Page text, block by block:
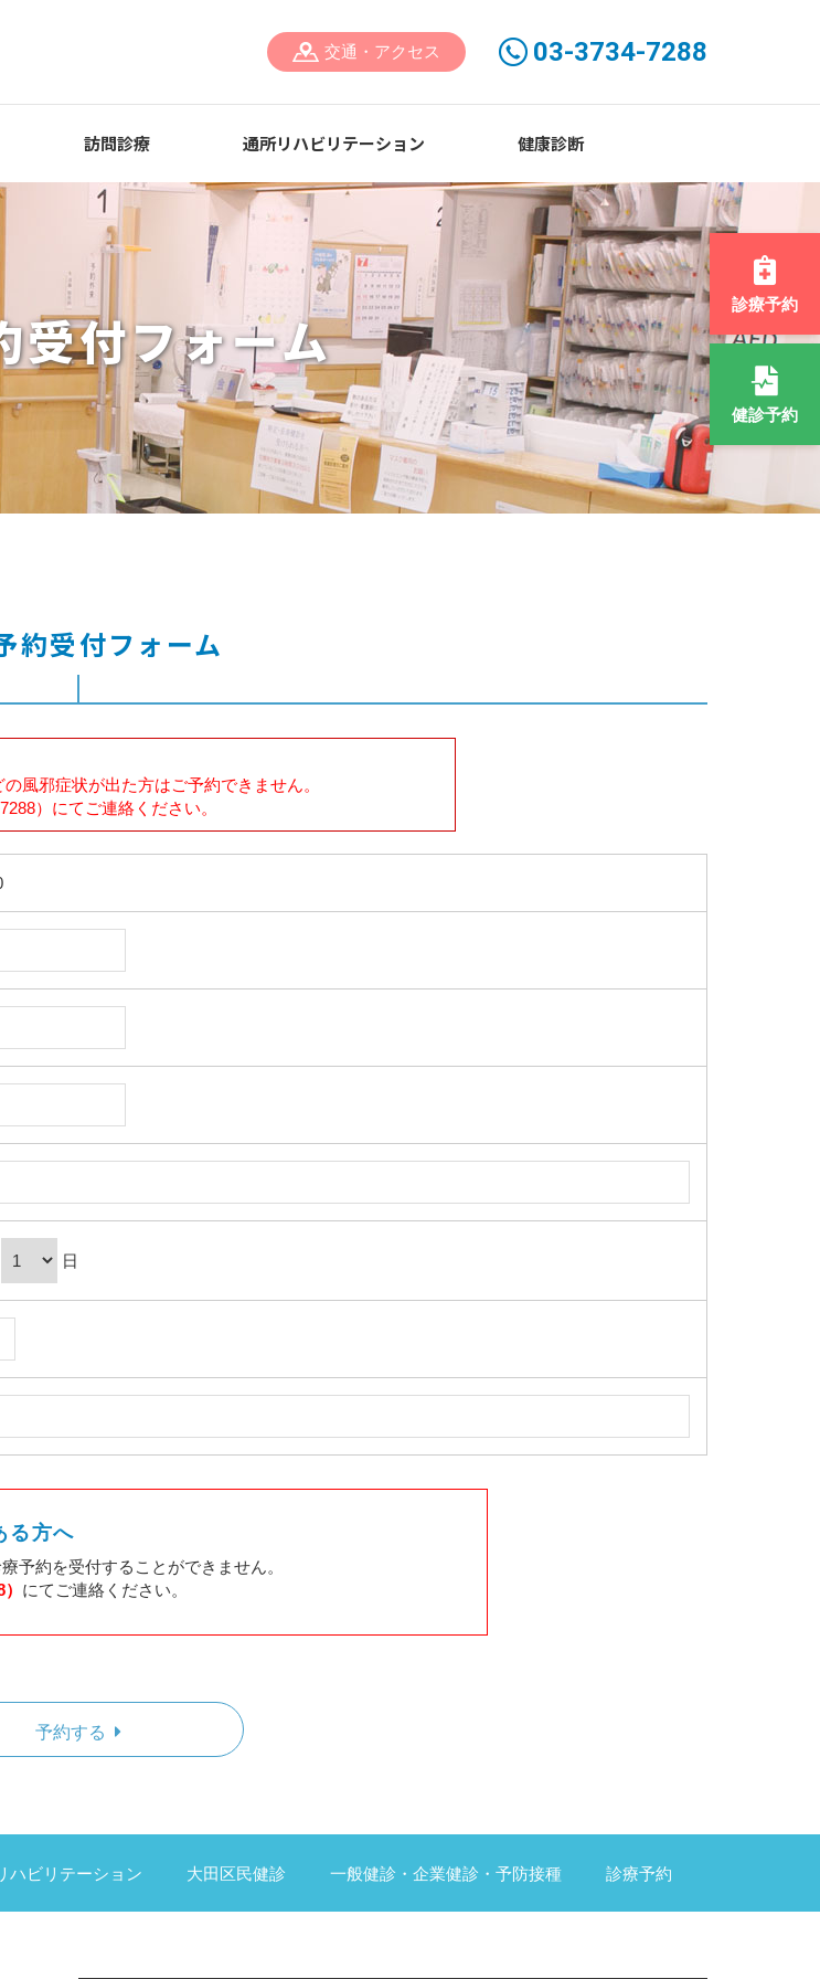
交通・アクセス 03-3734-7288
訪問診療 通所リハビリテーション 健康診断
受付フォーム
約受付フォーム
風邪症状が出た方はご予約できません。
）にてご連絡ください。
日
る方へ
予約を受付することができません。
にてご連絡ください。
予約する
ハビリテーション 大田区民健診 一般健診・企業健診・予防接種 診療予約
診療予約
健診予約